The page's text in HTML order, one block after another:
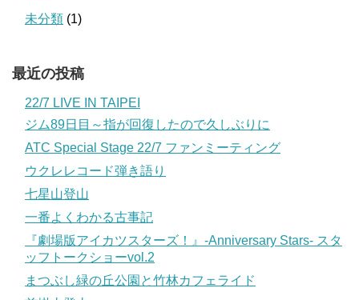
未分類 (1)
最近の投稿
22/7 LIVE IN TAIPEI
ジム89日目～指が回復したので久しぶりに
ATC Special Stage 22/7 ファンミーティング
ウクレレコード弾き語り
七星山登山
一番よくわかる古事記
『劇場版アイカツスターズ！』-Anniversary Stars- スタ
ッフトークショーvol.2
まつぶし緑の丘公園と竹林カフェライド